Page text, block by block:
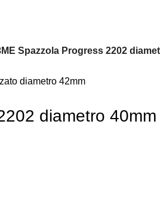
Spazzola Progress 2202
diametro 40mm